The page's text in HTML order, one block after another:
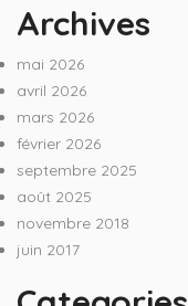
Archives
mai 2026
avril 2026
mars 2026
février 2026
septembre 2025
août 2025
novembre 2018
juin 2017